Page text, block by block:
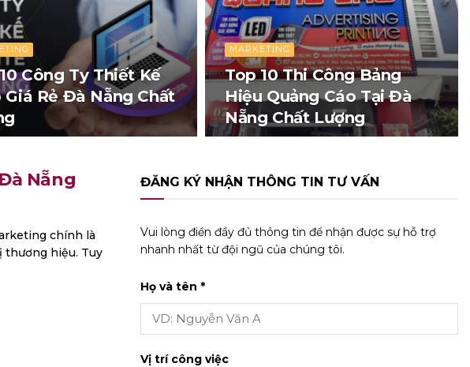
Công Ty Thiết Kế
Giá Rẻ Đà Nẵng Chất
MARKETING
Top 10 Thi Công Bảng
Hiệu Quảng Cáo Tại Đà
Nẵng Chất Lượng
Nẵng
chính là
thương hiệu. Tuy
ĐĂNG KÝ NHẬN THÔNG TIN TƯ VẤN
Vui lòng điền đầy đủ thông tin để nhận được sự hỗ trợ
nhanh nhất từ đội ngũ của chúng tôi.
Họ và tên *
Vị trí công việc